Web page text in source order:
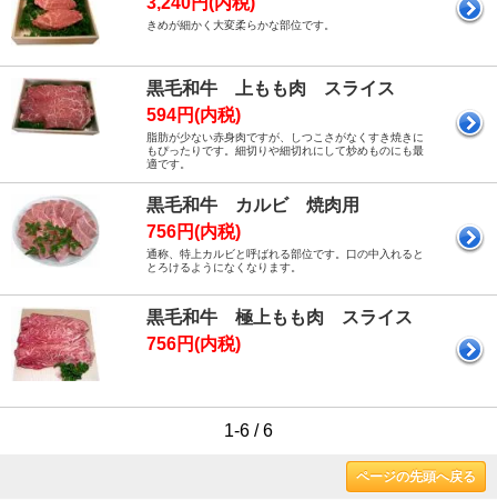
きめが細かく大変柔らかな部位です。
黒毛和牛 上もも肉 スライス
594円(内税)
脂肪が少ない赤身肉ですが、しつこさがなくすき焼きに
もぴったりです。細切りや細切れにして炒めものにも最
適です。
黒毛和牛 カルビ 焼肉用
756円(内税)
通称、特上カルビと呼ばれる部位です。口の中入れると
とろけるようになくなります。
黒毛和牛 極上もも肉 スライス
756円(内税)
1-6 / 6
ページの先頭へ戻る